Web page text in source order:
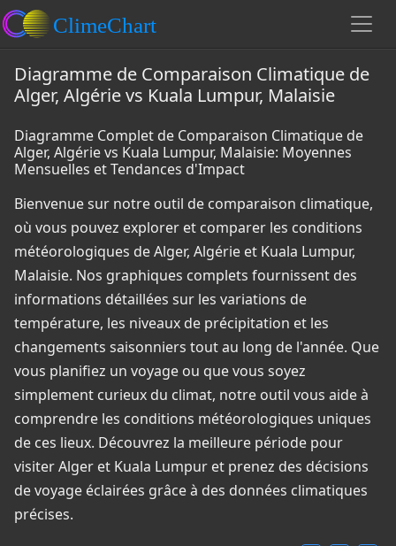
Diagramme de Comparaison Climatique de
Alger, Algérie vs Kuala Lumpur, Malaisie
Diagramme Complet de Comparaison Climatique de
Alger, Algérie vs Kuala Lumpur, Malaisie: Moyennes
Mensuelles et Tendances d'Impact
Bienvenue sur notre outil de comparaison climatique,
où vous pouvez explorer et comparer les conditions
météorologiques de Alger, Algérie et Kuala Lumpur,
Malaisie. Nos graphiques complets fournissent des
informations détaillées sur les variations de
température, les niveaux de précipitation et les
changements saisonniers tout au long de l'année. Que
vous planifiez un voyage ou que vous soyez
simplement curieux du climat, notre outil vous aide à
comprendre les conditions météorologiques uniques
de ces lieux. Découvrez la meilleure période pour
visiter Alger et Kuala Lumpur et prenez des décisions
de voyage éclairées grâce à des données climatiques
précises.